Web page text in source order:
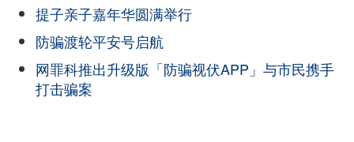
提子亲子嘉年华圆满举行
防骗渡轮平安号启航
网罪科推出升级版「防骗视伏APP」与市民携手
打击骗案